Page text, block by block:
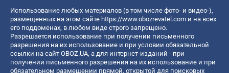
Использование любых материалов (в том числе фото- и видео-),
размещенных на этом сайте https://www.obozrevatel.com и на всех
его поддоменах, в любом виде строго запрещено.
Разрешается использование при получении письменного
разрешения на их использование и при условии обязательной
ссылки на сайт OBOZ.UA, а для интернет-изданий - при
получении письменного разрешения на их использование и при
обязательном размещении прямой, открытой для поисковых